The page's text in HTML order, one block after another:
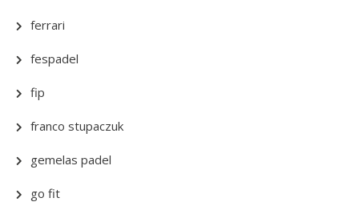
ferrari
fespadel
fip
franco stupaczuk
gemelas padel
go fit